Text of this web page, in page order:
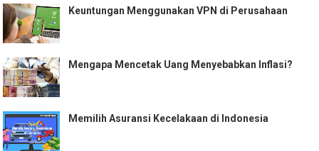
Keuntungan Menggunakan VPN di Perusahaan
Mengapa Mencetak Uang Menyebabkan Inflasi?
Memilih Asuransi Kecelakaan di Indonesia